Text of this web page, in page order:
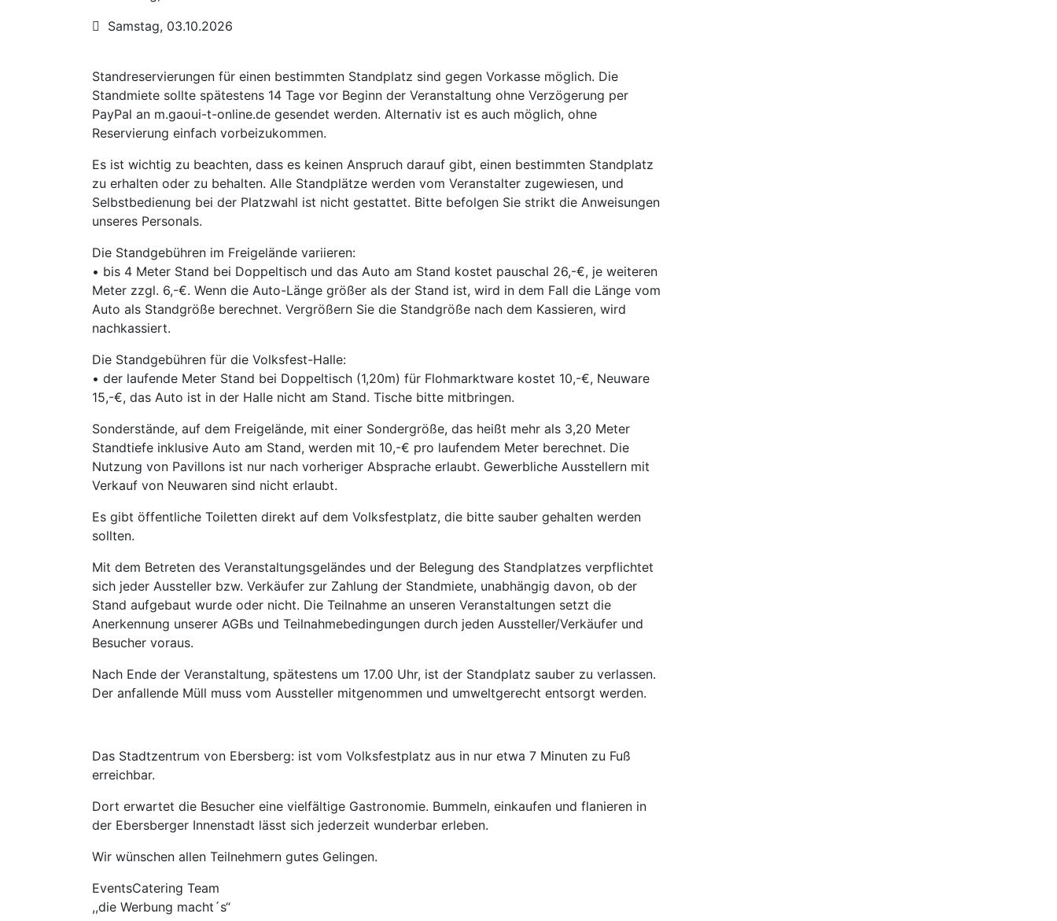
 Samstag, 03.10.2026
Standreservierungen für einen bestimmten Standplatz sind gegen Vorkasse möglich. Die
Standmiete sollte spätestens 14 Tage vor Beginn der Veranstaltung ohne Verzögerung per
PayPal an m.gaoui-t-online.de gesendet werden. Alternativ ist es auch möglich, ohne
Reservierung einfach vorbeizukommen.
Es ist wichtig zu beachten, dass es keinen Anspruch darauf gibt, einen bestimmten Standplatz
zu erhalten oder zu behalten. Alle Standplätze werden vom Veranstalter zugewiesen, und
Selbstbedienung bei der Platzwahl ist nicht gestattet. Bitte befolgen Sie strikt die Anweisungen
unseres Personals.
Die Standgebühren im Freigelände variieren:
• bis 4 Meter Stand bei Doppeltisch und das Auto am Stand kostet pauschal 26,-€, je weiteren
Meter zzgl. 6,-€. Wenn die Auto-Länge größer als der Stand ist, wird in dem Fall die Länge vom
Auto als Standgröße berechnet. Vergrößern Sie die Standgröße nach dem Kassieren, wird
nachkassiert.
Die Standgebühren für die Volksfest-Halle:
• der laufende Meter Stand bei Doppeltisch (1,20m) für Flohmarktware kostet 10,-€, Neuware
15,-€, das Auto ist in der Halle nicht am Stand. Tische bitte mitbringen.
Sonderstände, auf dem Freigelände, mit einer Sondergröße, das heißt mehr als 3,20 Meter
Standtiefe inklusive Auto am Stand, werden mit 10,-€ pro laufendem Meter berechnet. Die
Nutzung von Pavillons ist nur nach vorheriger Absprache erlaubt. Gewerbliche Ausstellern mit
Verkauf von Neuwaren sind nicht erlaubt.
Es gibt öffentliche Toiletten direkt auf dem Volksfestplatz, die bitte sauber gehalten werden
sollten.
Mit dem Betreten des Veranstaltungsgeländes und der Belegung des Standplatzes verpflichtet
sich jeder Aussteller bzw. Verkäufer zur Zahlung der Standmiete, unabhängig davon, ob der
Stand aufgebaut wurde oder nicht. Die Teilnahme an unseren Veranstaltungen setzt die
Anerkennung unserer AGBs und Teilnahmebedingungen durch jeden Aussteller/Verkäufer und
Besucher voraus.
Nach Ende der Veranstaltung, spätestens um 17.00 Uhr, ist der Standplatz sauber zu verlassen.
Der anfallende Müll muss vom Aussteller mitgenommen und umweltgerecht entsorgt werden.
Das Stadtzentrum von Ebersberg: ist vom Volksfestplatz aus in nur etwa 7 Minuten zu Fuß
erreichbar.
Dort erwartet die Besucher eine vielfältige Gastronomie. Bummeln, einkaufen und flanieren in
der Ebersberger Innenstadt lässt sich jederzeit wunderbar erleben.
Wir wünschen allen Teilnehmern gutes Gelingen.
EventsCatering Team
,,die Werbung macht´s“